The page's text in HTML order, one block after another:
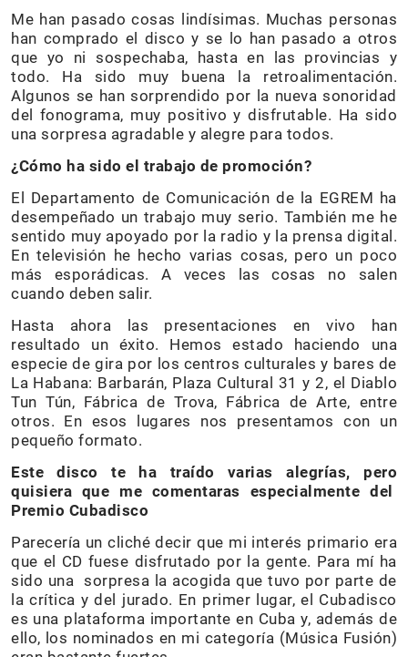
Me han pasado cosas lindísimas. Muchas personas
han comprado el disco y se lo han pasado a otros
que yo ni sospechaba, hasta en las provincias y
todo. Ha sido muy buena la retroalimentación.
Algunos se han sorprendido por la nueva sonoridad
del fonograma, muy positivo y disfrutable. Ha sido
una sorpresa agradable y alegre para todos.
¿Cómo ha sido el trabajo de promoción?
El Departamento de Comunicación de la EGREM ha
desempeñado un trabajo muy serio. También me he
sentido muy apoyado por la radio y la prensa digital.
En televisión he hecho varias cosas, pero un poco
más esporádicas. A veces las cosas no salen
cuando deben salir.
Hasta ahora las presentaciones en vivo han
resultado un éxito. Hemos estado haciendo una
especie de gira por los centros culturales y bares de
La Habana: Barbarán, Plaza Cultural 31 y 2, el Diablo
Tun Tún, Fábrica de Trova, Fábrica de Arte, entre
otros. En esos lugares nos presentamos con un
pequeño formato.
Este disco te ha traído varias alegrías, pero
quisiera que me comentaras especialmente del
Premio Cubadisco
Parecería un cliché decir que mi interés primario era
que el CD fuese disfrutado por la gente. Para mí ha
sido una sorpresa la acogida que tuvo por parte de
la crítica y del jurado. En primer lugar, el Cubadisco
es una plataforma importante en Cuba y, además de
ello, los nominados en mi categoría (Música Fusión)